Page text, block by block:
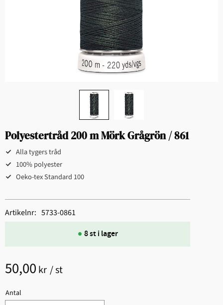
Polyestertråd 200 m Mörk Grågrön / 861
Alla tygers tråd
100% polyester
Oeko-tex Standard 100
50,00 kr /st
Antal
8 st i lager
Artikelnr 5733-0861